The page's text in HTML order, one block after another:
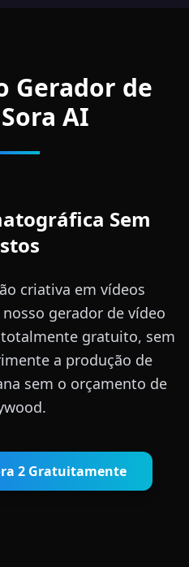
Gerador de
AI
Sem
criativa em vídeos
gerador de vídeo
gratuito, sem
a produção de
sem o orçamento de
2 Gratuitamente